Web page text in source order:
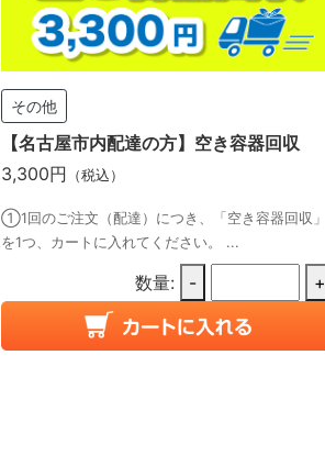
その他
【名古屋市内配達の方】空き容器回収
3,300円 （税込）
①1回のご注文（配達）につき、「空き容器回収」
を1つ、カートに入れてください。 ...
数量: - +